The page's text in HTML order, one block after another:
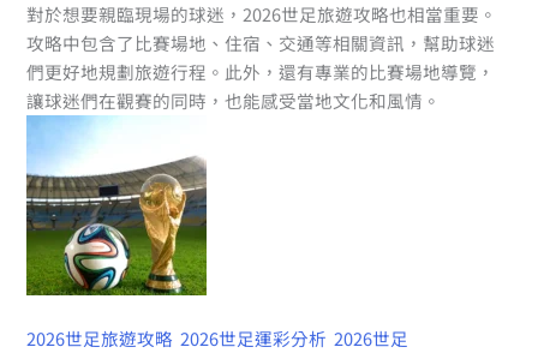
對於想要親臨現場的球迷，2026世足旅遊攻略也相當重要。
攻略中包含了比賽場地、住宿、交通等相關資訊，幫助球迷
們更好地規劃旅遊行程。此外，還有專業的比賽場地導覽，
讓球迷們在觀賽的同時，也能感受當地文化和風情。
2026世足旅遊攻略 2026世足運彩分析 2026世足